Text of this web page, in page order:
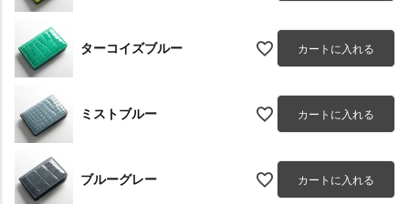
ターコイズブルー カートに入れる
ミストブルー カートに入れる
ブルーグレー カートに入れる